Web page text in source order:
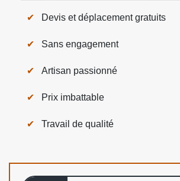
Devis et déplacement gratuits
Sans engagement
Artisan passionné
Prix imbattable
Travail de qualité